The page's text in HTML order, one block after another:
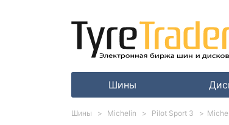
Шины
Шины Michelin Pilot Sport 3